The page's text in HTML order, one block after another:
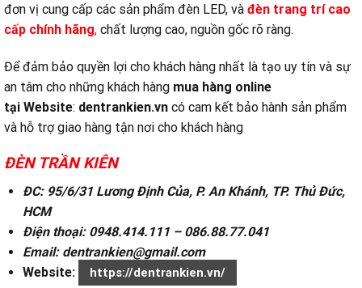
đơn vị cung cấp các sản phẩm đèn LED, và đèn trang trí cao
cấp chính hãng, chất lượng cao, nguồn gốc rõ ràng.
Để đảm bảo quyền lợi cho khách hàng nhất là tạo uy tín và sự
an tâm cho những khách hàng mua hàng online
tại Website: dentrankien.vn có cam kết bảo hành sản phẩm
và hỗ trợ giao hàng tận nơi cho khách hàng
ĐÈN TRẦN KIÊN
ĐC: 95/6/31 Lương Định Của, P. An Khánh, TP. Thủ Đức,
HCM
Điện thoại: 0948.414.111 – 086.88.77.041
Email: dentrankien@gmail.com
Website:
https://dentrankien.vn/